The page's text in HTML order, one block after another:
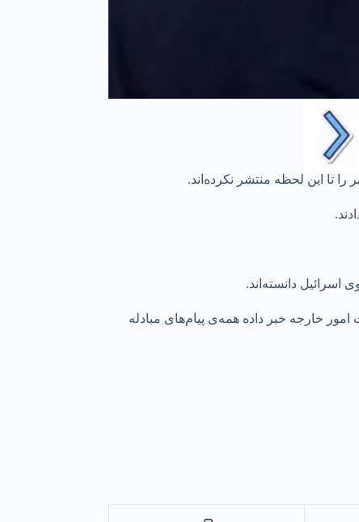
تا این لحظه منتشر نکرده‌اند.
اسرائیل دانسته‌اند.
خارجه خبر داده همه‌ی پیام‌های مبادله